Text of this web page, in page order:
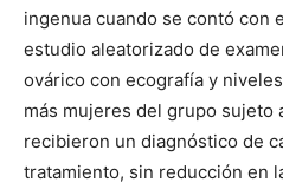
ingenua cuando se contó con
estudio aleatorizado de
ovárico con ecografía y
más mujeres del grupo sujeto
recibieron un diagnóstico de
tratamiento, sin reducción en